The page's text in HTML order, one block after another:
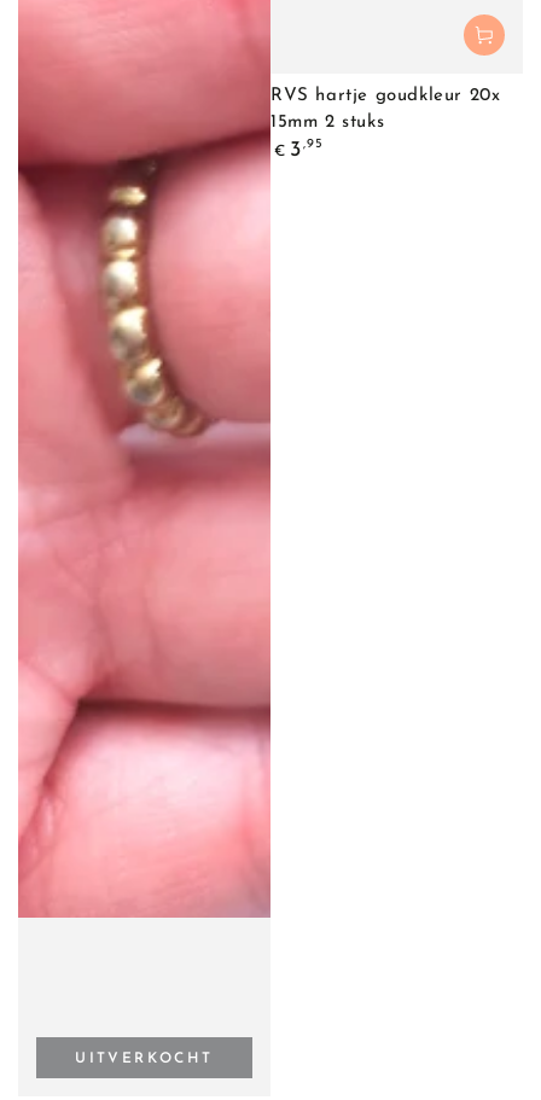
UITVERKOCHT
RVS hartje goudkleur 20x
15mm 2 stuks
Normale
€ 3,95